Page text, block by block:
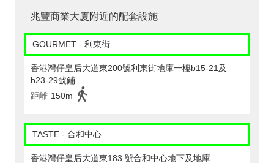
兆豐商業大廈附近的配套設施
GOURMET - 利東街
香港灣仔皇后大道東200號利東街地庫一樓b15-21及
b23-29號鋪
距離 150m
TASTE - 合和中心
香港灣仔皇后大道東183 號合和中心地下及地庫